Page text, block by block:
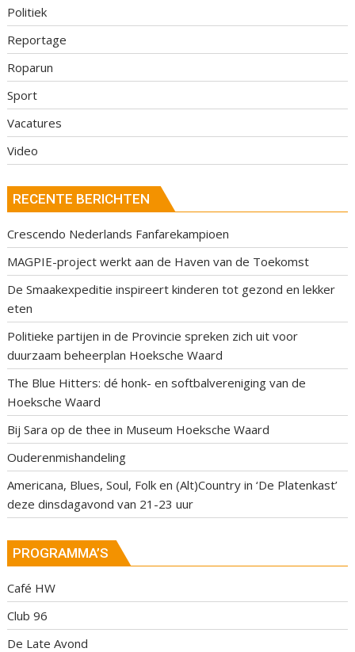
Politiek
Reportage
Roparun
Sport
Vacatures
Video
RECENTE BERICHTEN
Crescendo Nederlands Fanfarekampioen
MAGPIE-project werkt aan de Haven van de Toekomst
De Smaakexpeditie inspireert kinderen tot gezond en lekker
eten
Politieke partijen in de Provincie spreken zich uit voor
duurzaam beheerplan Hoeksche Waard
The Blue Hitters: dé honk- en softbalvereniging van de
Hoeksche Waard
Bij Sara op de thee in Museum Hoeksche Waard
Ouderenmishandeling
Americana, Blues, Soul, Folk en (Alt)Country in ‘De Platenkast’
deze dinsdagavond van 21-23 uur
PROGRAMMA’S
Café HW
Club 96
De Late Avond